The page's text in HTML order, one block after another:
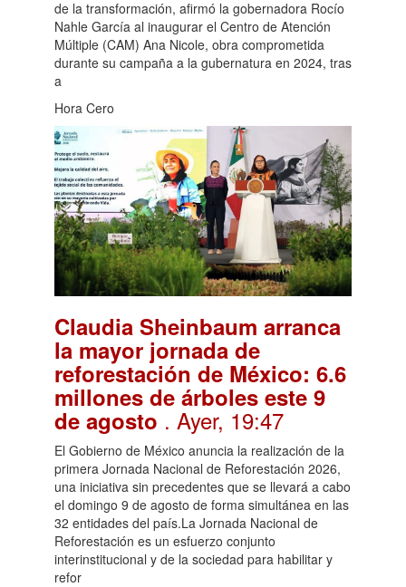
de la transformación, afirmó la gobernadora Rocío
Nahle García al inaugurar el Centro de Atención
Múltiple (CAM) Ana Nicole, obra comprometida
durante su campaña a la gubernatura en 2024, tras
a
Hora Cero
Claudia Sheinbaum arranca
la mayor jornada de
reforestación de México: 6.6
millones de árboles este 9
de agosto . Ayer, 19:47
El Gobierno de México anuncia la realización de la
primera Jornada Nacional de Reforestación 2026,
una iniciativa sin precedentes que se llevará a cabo
el domingo 9 de agosto de forma simultánea en las
32 entidades del país.La Jornada Nacional de
Reforestación es un esfuerzo conjunto
interinstitucional y de la sociedad para habilitar y
refor